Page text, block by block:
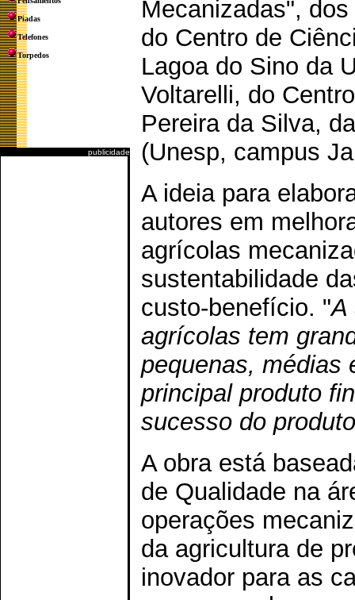
Piadas
Telefones
Torpedos
publicidade
Mecanizadas",
do Centro de
Lagoa do Sino da
Voltarelli, do
Pereira da Silva,
(Unesp, campus
A ideia para
autores em
agrícolas
sustentabilidade
custo-benefício. "A
agrícolas tem
pequenas, médias
principal produto
sucesso do
A obra está
de Qualidade na
operações
da agricultura de
inovador para as